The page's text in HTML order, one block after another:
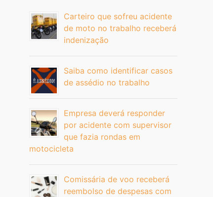
Carteiro que sofreu acidente
de moto no trabalho receberá
indenização
Saiba como identificar casos
de assédio no trabalho
Empresa deverá responder
por acidente com supervisor
que fazia rondas em
motocicleta
Comissária de voo receberá
reembolso de despesas com